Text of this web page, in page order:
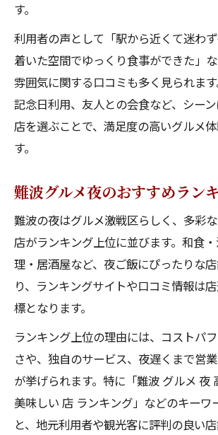
難波グルメ夜高評価店の選び
なんばの人気店ランキングで
由
美味しい店と評判の人気店を
アクセス便利ななんば駅周辺情報
なんばの人気店へ楽に行ける
駅近で楽しむ難波グルメ食べ
なんば駅グルメを効率よく巡
アクセス重視で選ぶ難波の美
食べ歩き満喫！なんばおすすめ体
難波グルメ食べ歩きで人気店
なんばの人気店ならではの食
美味しい店を食べ歩きで満喫
す。
利用者の声として「駅から近くて迷わ
着いた空間でゆっくり食事ができた」
雰囲気に関する口コミも多く見られま
記念日利用、友人との会食など、シー
店を選ぶことで、満足度の高いグルメ
す。
難波グルメ夜のおすすめラン
難波の夜はグルメ激戦区らしく、多彩
店がランキング上位に並びます。和食
理・居酒屋など、夜ご飯にぴったりな
り、ランキングサイトや口コミ情報は
標となります。
ランキング上位の理由には、コストパ
さや、独自のサービス、夜遅くまで営
が挙げられます。特に「難波 グルメ 夜
美味しい 店 ランキング」などのキーワ
と、地元利用者や観光客に評判の良い